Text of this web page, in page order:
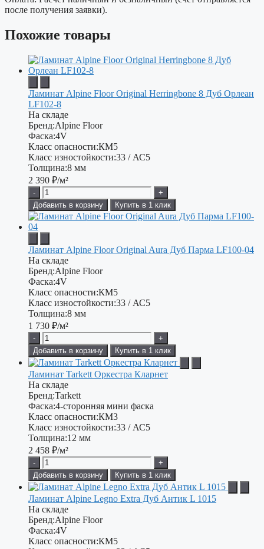
после получения заявки).
Похожие товары
Ламинат Alpine Floor Original Herringbone 8 Дуб Орлеан
LF102-8
На складе
Бренд:Alpine Floor
Фаска:4V
Класс опасности:КМ5
Класс изностойкости:33 / АС5
Толщина:8 мм
2 390 ₽/м²
-
+
Добавить в корзину
Купить в 1 клик
Ламинат Alpine Floor Original Aura Дуб Парма LF100-04
На складе
Бренд:Alpine Floor
Фаска:4V
Класс опасности:КМ5
Класс изностойкости:33 / АС5
Толщина:8 мм
1 730 ₽/м²
-
+
Добавить в корзину
Купить в 1 клик
Ламинат Tarkett Оркестра Кларнет
На складе
Бренд:Tarkett
Фаска:4-сторонняя мини фаска
Класс опасности:КМ3
Класс изностойкости:33 / АС5
Толщина:12 мм
2 458 ₽/м²
-
+
Добавить в корзину
Купить в 1 клик
Ламинат Alpine Legno Extra Дуб Антик L 1015
На складе
Бренд:Alpine Floor
Фаска:4V
Класс опасности:КМ5